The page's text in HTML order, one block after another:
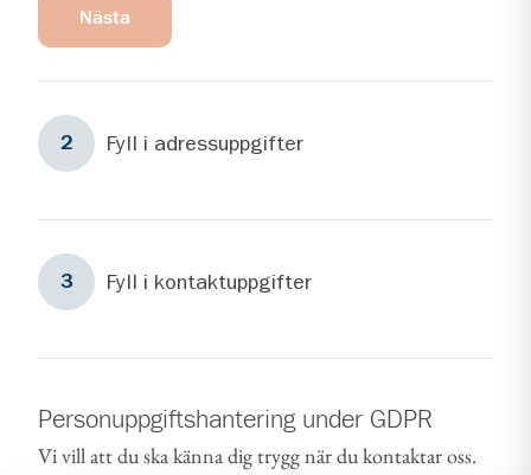
Nästa
2 Steg2
Fyll i adressuppgifter
3 Steg3
Fyll i kontaktuppgifter
Personuppgiftshantering under GDPR
Vi vill att du ska känna dig trygg när du kontaktar oss.